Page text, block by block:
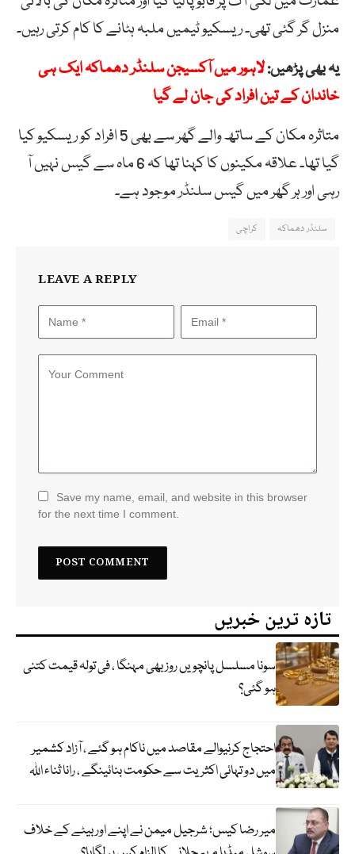
منزل گر گئی تھی۔ ریسکیو ٹیمیں ملبہ ہٹانے کا کام کرتی رہیں۔
یہ بھی پڑھیں:لاہور میں آکسیجن سلنڈر دھماکہ ایک ہی
خاندان کے تین افراد کی جان لے گیا
متاثرہ مکان کے ساتھ والے گھر سے بھی 5 افراد کو ریسکیو کیا
گیا تھا۔ علاقہ مکینوں کا کہنا تھا کہ 6 ماہ سے گیس نہیں آ
رہی اور ہر گھر میں گیس سلنڈر موجود ہے۔
سلنڈر دھماکہ کراچی
LEAVE A REPLY
Save my name, email, and website in this browser
for the next time I comment.
تازہ ترین خبریں
سونا مسلسل پانچویں روز بھی مہنگا ، فی تولہ قیمت کتنی
ہو گئی؟
احتجاج کرنیوالے مقاصد میں ناکام ہو گئے ، آزاد کشمیر
میں دو تہائی اکثریت سے حکومت بنائینگے ، رانا ثناء اللہ
میر رضا کیس؛ شرجیل میمن نے اپنے اور بیٹے کے خلاف